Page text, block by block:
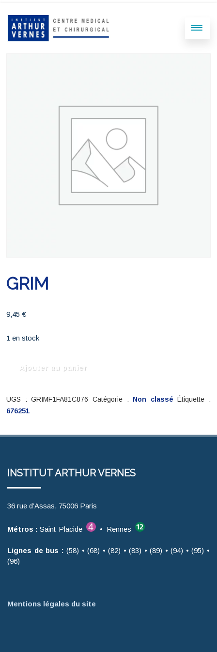
GRIM
9,45€
1 en stock
Ajouter au panier
UGS :GRIMF1FA81C876 Catégorie : Non classé Étiquette :
676251
INSTITUT ARTHUR VERNES
36 rue d’Assas, 75006 Paris
Métros : Saint-Placide • Rennes
Lignes de bus : (58) • (68) • (82) • (83) • (89) • (94) • (95) •
(96)
Mentions légales du site